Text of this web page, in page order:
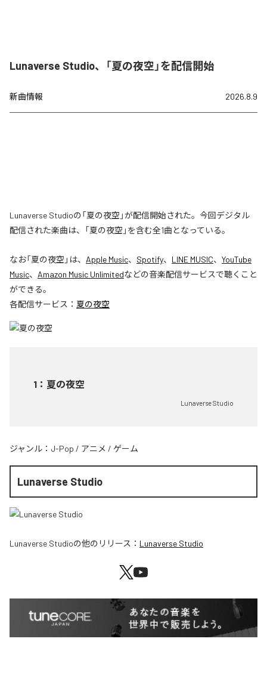
Lunaverse Studio、「夏の夜空」を配信開始
新曲情報 2026.8.9
Lunaverse Studioの「夏の夜空」が配信開始された。今回デジタル
配信された楽曲は、「夏の夜空」を含む全1曲となっている。
なお「夏の夜空 」は、 Apple Music、 Spotify、 LINE MUSIC、 YouTube
Music、 Amazon Music Unlimitedなどの音楽配信サービスで聴くこと
ができる。
各配信サービス： 夏の夜空
1 ： 夏の夜空
Lunaverse Studio
ジャンル： J-Pop / アニメ / ゲーム
Lunaverse Studio
Lunaverse Studioの他のリリース： Lunaverse Studio